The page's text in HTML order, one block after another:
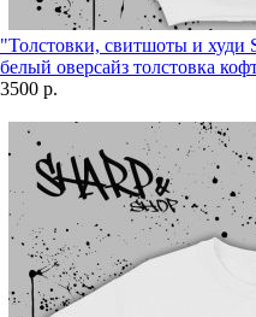
"Толстовки, свитшоты и
белый оверсайз толстовка
3500 р.